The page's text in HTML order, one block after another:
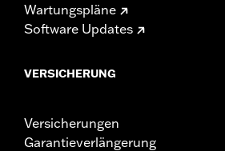
Wartungspläne
Software Updates
VERSICHERUNG
Versicherungen
Garantieverlängerung